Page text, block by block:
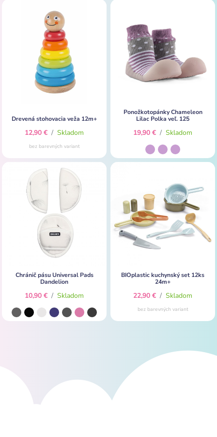
Drevená stohovacia veža 12m+
12,90 € / Skladom
bez barevných variant
Ponožkotopánky Chameleon
Lilac Polka veľ. 125
19,90 € / Skladom
Chránič pásu Universal Pads
Dandelion
10,90 € / Skladom
BIOplastic kuchynský set 12ks
24m+
22,90 € / Skladom
bez barevných variant